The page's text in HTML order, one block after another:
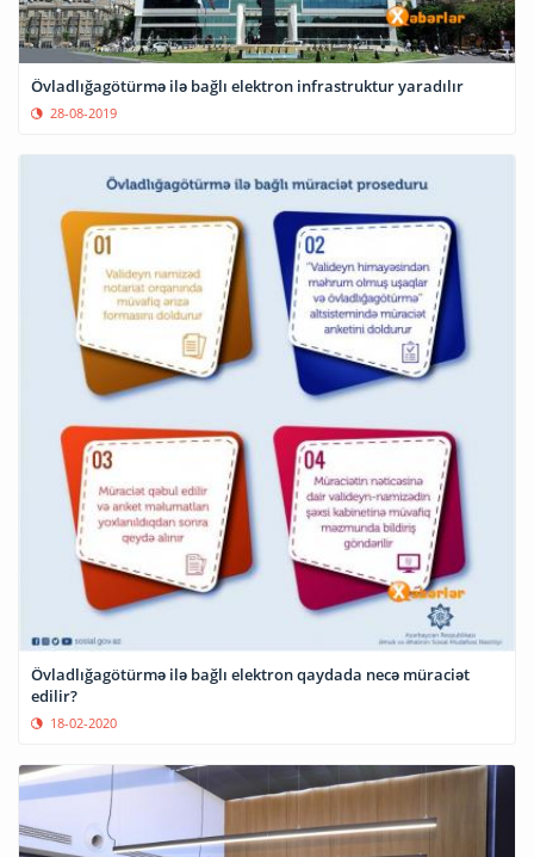
Övladlığagötürmə ilə bağlı elektron infrastruktur yaradılır
28-08-2019
Övladlığagötürmə ilə bağlı elektron qaydada necə müraciət
edilir?
18-02-2020